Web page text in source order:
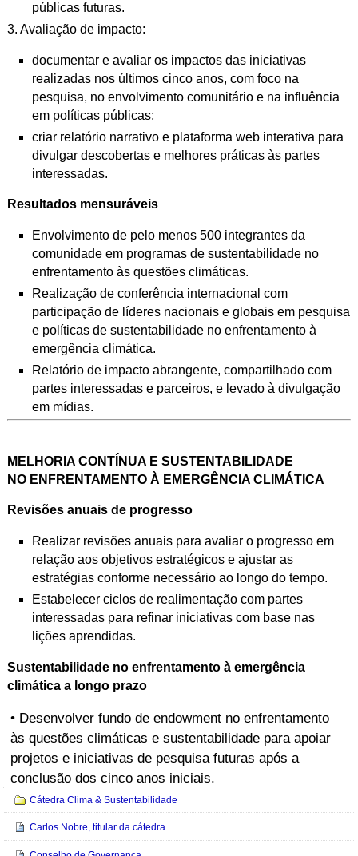
públicas futuras.
3. Avaliação de impacto:
documentar e avaliar os impactos das iniciativas
realizadas nos últimos cinco anos, com foco na
pesquisa, no envolvimento comunitário e na influência
em políticas públicas;
criar relatório narrativo e plataforma web interativa para
divulgar descobertas e melhores práticas às partes
interessadas.
Resultados mensuráveis
Envolvimento de pelo menos 500 integrantes da
comunidade em programas de sustentabilidade no
enfrentamento às questões climáticas.
Realização de conferência internacional com
participação de líderes nacionais e globais em pesquisa
e políticas de sustentabilidade no enfrentamento à
emergência climática.
Relatório de impacto abrangente, compartilhado com
partes interessadas e parceiros, e levado à divulgação
em mídias.
MELHORIA CONTÍNUA E SUSTENTABILIDADE
NO ENFRENTAMENTO À EMERGÊNCIA CLIMÁTICA
Revisões anuais de progresso
Realizar revisões anuais para avaliar o progresso em
relação aos objetivos estratégicos e ajustar as
estratégias conforme necessário ao longo do tempo.
Estabelecer ciclos de realimentação com partes
interessadas para refinar iniciativas com base nas
lições aprendidas.
Sustentabilidade no enfrentamento à emergência
climática a longo prazo
• Desenvolver fundo de endowment no enfrentamento
às questões climáticas e sustentabilidade para apoiar
projetos e iniciativas de pesquisa futuras após a
conclusão dos cinco anos iniciais.
Cátedra Clima & Sustentabilidade
Carlos Nobre, titular da cátedra